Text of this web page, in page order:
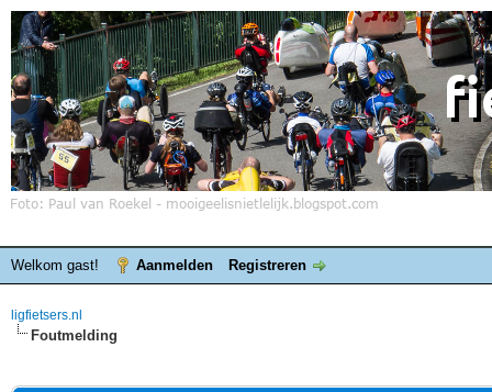
Welkom gast! Aanmelden Registreren
ligfietsers.nl
Foutmelding